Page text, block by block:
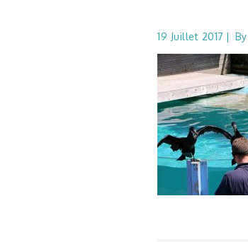
19 Juillet 2017 By